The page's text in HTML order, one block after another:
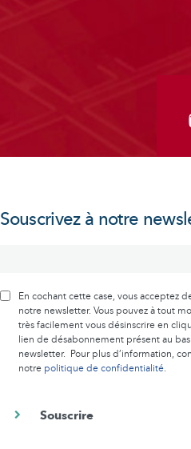
Souscrivez à notre
En cochant cette case, vous acceptez
notre newsletter. Vous pouvez à tout
très facilement vous désinscrire en
lien de désabonnement présent au
newsletter. Pour plus d’information,
notre politique de confidentialité.